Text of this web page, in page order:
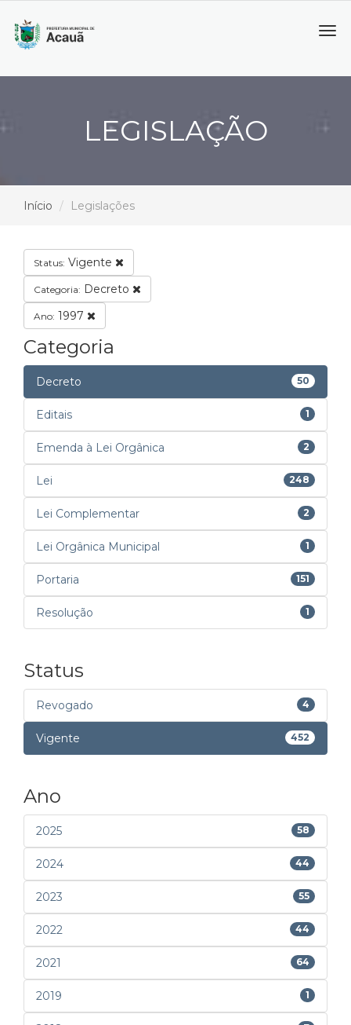
LEGISLAÇÃO
Início Legislações
Status: Vigente
Categoria: Decreto
Ano: 1997
Categoria
Decreto 50
Editais 1
Emenda à Lei Orgânica 2
Lei 248
Lei Complementar 2
Lei Orgânica Municipal 1
Portaria 151
Resolução 1
Status
Revogado 4
Vigente 452
Ano
2025 58
2024 44
2023 55
2022 44
2021 64
2019 1